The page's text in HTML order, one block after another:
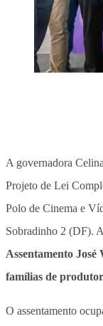
A governadora
Projeto de Lei
Polo de Cinema e
Sobradinho 2 (DF).
Assentamento
famílias de
O assentamento